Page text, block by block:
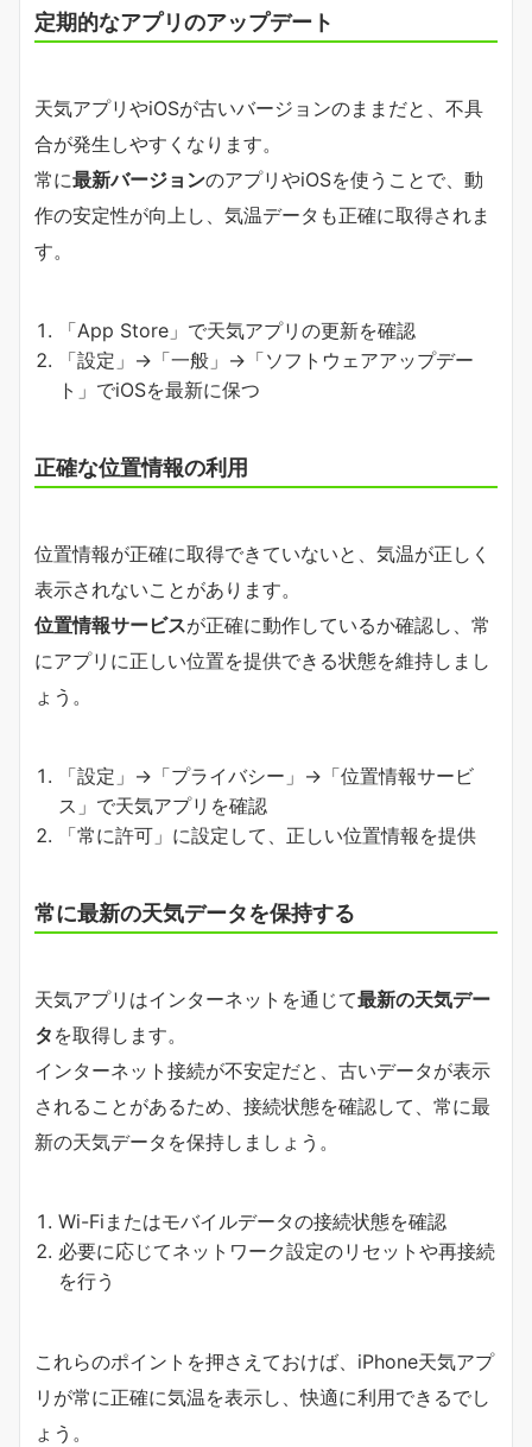
定期的なアプリのアップデート
天気アプリやiOSが古いバージョンのままだと、不具
合が発生しやすくなります。
常に最新バージョンのアプリやiOSを使うことで、動
作の安定性が向上し、気温データも正確に取得されま
す。
「App Store」で天気アプリの更新を確認
「設定」→「一般」→「ソフトウェアアップデー
ト」でiOSを最新に保つ
正確な位置情報の利用
位置情報が正確に取得できていないと、気温が正しく
表示されないことがあります。
位置情報サービスが正確に動作しているか確認し、常
にアプリに正しい位置を提供できる状態を維持しまし
ょう。
「設定」→「プライバシー」→「位置情報サービ
ス」で天気アプリを確認
「常に許可」に設定して、正しい位置情報を提供
常に最新の天気データを保持する
天気アプリはインターネットを通じて最新の天気デー
タ を取得します。
インターネット接続が不安定だと、古いデータが表示
されることがあるため、接続状態を確認して、常に最
新の天気データを保持しましょう。
Wi-Fiまたはモバイルデータの接続状態を確認
必要に応じてネットワーク設定のリセットや再接続
を行う
これらのポイントを押さえておけば、iPhone天気アプ
リが常に正確に気温を表示し、快適に利用できるでし
ょう。